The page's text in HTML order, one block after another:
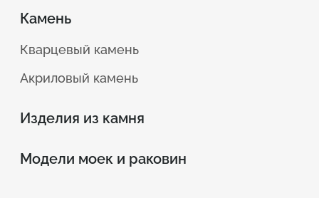
Камень
Кварцевый камень
Акриловый камень
Изделия из камня
Модели моек и раковин